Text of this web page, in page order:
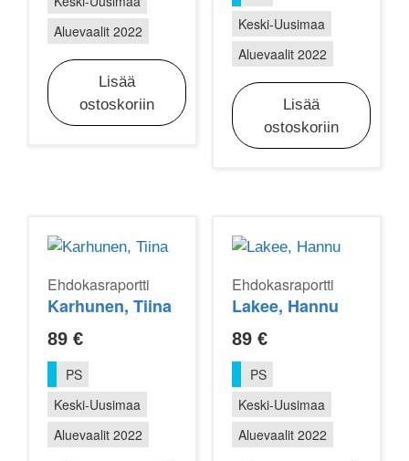
Aluevaalit 2022
Lisää
ostoskoriin
Keski-Uusimaa
Aluevaalit 2022
Lisää
ostoskoriin
Ehdokasraportti
Karhunen, Tiina
89 €
PS
Keski-Uusimaa
Aluevaalit 2022
Ehdokasraportti
Lakee, Hannu
89 €
PS
Keski-Uusimaa
Aluevaalit 2022